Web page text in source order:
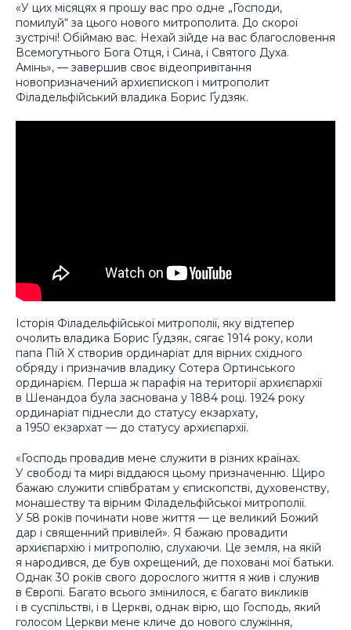
«У цих місяцях я прошу вас про одне „Господи,
помилуй“ за цього нового митрополита. До скорої
зустрічі! Обіймаю вас. Нехай зійде на вас благословення
Всемогутнього Бога Отця, і Сина, і Святого Духа.
Амінь», — завершив своє відеопривітання
новопризначений архиєпископ і митрополит
Філадельфійський владика Борис Ґудзяк.
Історія Філадельфійської митрополії, яку відтепер
очолить владика Борис Ґудзяк, сягає 1914 року, коли
папа Пій X створив ординаріат для вірних східного
обряду і призначив владику Сотера Ортинського
ординарієм. Перша ж парафія на території архиєпархії
в Шенандоа була заснована у 1884 році. 1924 року
ординаріат піднесли до статусу екзархату,
а 1950 екзархат — до статусу архиєпархії.
«Господь провадив мене служити в різних країнах.
У свободі та мирі віддаюся цьому призначенню. Щиро
бажаю служити співбратам у єпископстві, духовенству,
монашеству та вірним Філадельфійської митрополії.
У 58 років починати нове життя — це великий Божий
дар і священний привілей». Я бажаю провадити
архиєпархію і митрополію, слухаючи. Це земля, на якій
я народився, де був охрещений, де поховані мої батьки.
Однак 30 років свого дорослого життя я жив і служив
в Європі. Багато всього змінилося, є багато викликів
і в суспільстві, і в Церкві, однак вірю, що Господь, який
голосом Церкви мене кличе до нового служіння,